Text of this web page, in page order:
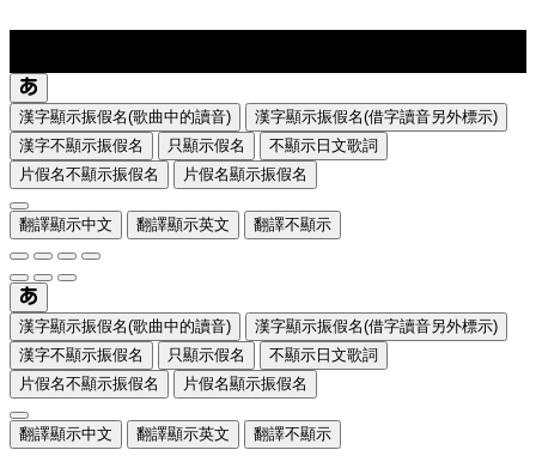
漢字顯示振假名(歌曲中的讀音)
漢字顯示振假名(借字讀音另外標示)
漢字不顯示振假名
只顯示假名
不顯示日文歌詞
片假名不顯示振假名
片假名顯示振假名
翻譯顯示中文 翻譯顯示英文 翻譯不顯示
漢字顯示振假名(歌曲中的讀音)
漢字顯示振假名(借字讀音另外標示)
漢字不顯示振假名
只顯示假名
不顯示日文歌詞
片假名不顯示振假名
片假名顯示振假名
翻譯顯示中文 翻譯顯示英文 翻譯不顯示